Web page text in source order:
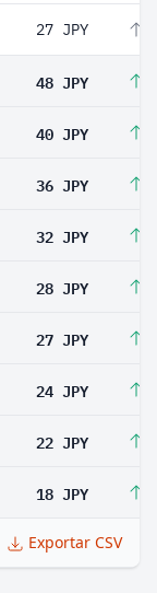
27 JPY
48 JPY
40 JPY
36 JPY
32 JPY
28 JPY
27 JPY
24 JPY
22 JPY
18 JPY
Exportar CSV